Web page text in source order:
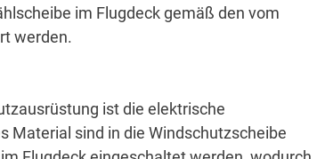
im Flugdeck gemäß den vom
werden.
ist die elektrische
Material sind in die Windschutzscheibe